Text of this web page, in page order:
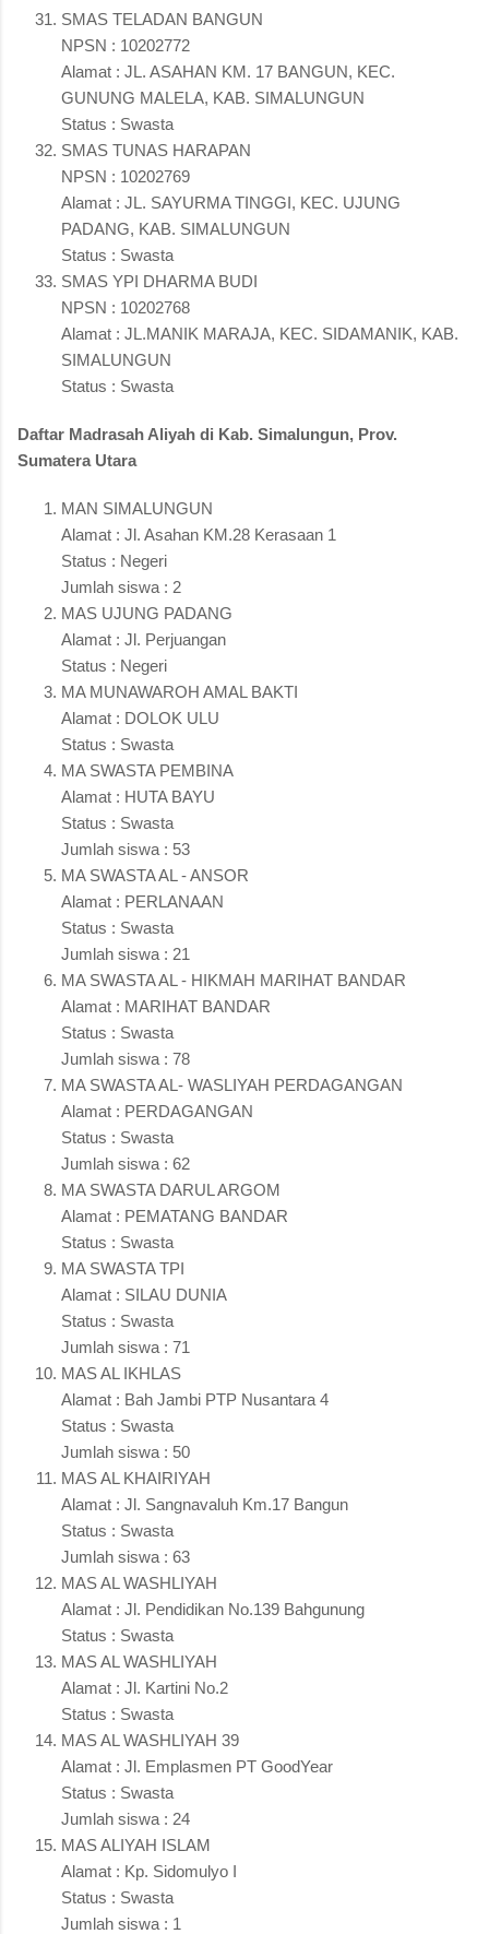
SMAS TELADAN BANGUN
NPSN : 10202772
Alamat : JL. ASAHAN KM. 17 BANGUN, KEC.
GUNUNG MALELA, KAB. SIMALUNGUN
Status : Swasta
SMAS TUNAS HARAPAN
NPSN : 10202769
Alamat : JL. SAYURMA TINGGI, KEC. UJUNG
PADANG, KAB. SIMALUNGUN
Status : Swasta
SMAS YPI DHARMA BUDI
NPSN : 10202768
Alamat : JL.MANIK MARAJA, KEC. SIDAMANIK, KAB.
SIMALUNGUN
Status : Swasta
Daftar Madrasah Aliyah di Kab. Simalungun, Prov.
Sumatera Utara
MAN SIMALUNGUN
Alamat : Jl. Asahan KM.28 Kerasaan 1
Status : Negeri
Jumlah siswa : 2
MAS UJUNG PADANG
Alamat : Jl. Perjuangan
Status : Negeri
MA MUNAWAROH AMAL BAKTI
Alamat : DOLOK ULU
Status : Swasta
MA SWASTA PEMBINA
Alamat : HUTA BAYU
Status : Swasta
Jumlah siswa : 53
MA SWASTA AL - ANSOR
Alamat : PERLANAAN
Status : Swasta
Jumlah siswa : 21
MA SWASTA AL - HIKMAH MARIHAT BANDAR
Alamat : MARIHAT BANDAR
Status : Swasta
Jumlah siswa : 78
MA SWASTA AL- WASLIYAH PERDAGANGAN
Alamat : PERDAGANGAN
Status : Swasta
Jumlah siswa : 62
MA SWASTA DARUL ARGOM
Alamat : PEMATANG BANDAR
Status : Swasta
MA SWASTA TPI
Alamat : SILAU DUNIA
Status : Swasta
Jumlah siswa : 71
MAS AL IKHLAS
Alamat : Bah Jambi PTP Nusantara 4
Status : Swasta
Jumlah siswa : 50
MAS AL KHAIRIYAH
Alamat : Jl. Sangnavaluh Km.17 Bangun
Status : Swasta
Jumlah siswa : 63
MAS AL WASHLIYAH
Alamat : Jl. Pendidikan No.139 Bahgunung
Status : Swasta
MAS AL WASHLIYAH
Alamat : Jl. Kartini No.2
Status : Swasta
MAS AL WASHLIYAH 39
Alamat : Jl. Emplasmen PT GoodYear
Status : Swasta
Jumlah siswa : 24
MAS ALIYAH ISLAM
Alamat : Kp. Sidomulyo I
Status : Swasta
Jumlah siswa : 1